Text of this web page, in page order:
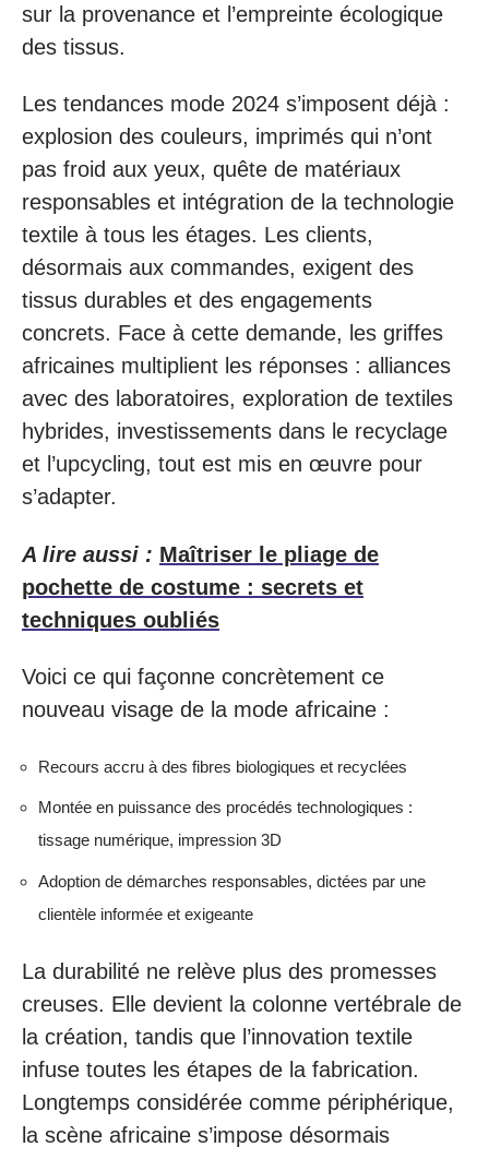
sur la provenance et l’empreinte écologique
des tissus.
Les tendances mode 2024 s’imposent déjà :
explosion des couleurs, imprimés qui n’ont
pas froid aux yeux, quête de matériaux
responsables et intégration de la technologie
textile à tous les étages. Les clients,
désormais aux commandes, exigent des
tissus durables et des engagements
concrets. Face à cette demande, les griffes
africaines multiplient les réponses : alliances
avec des laboratoires, exploration de textiles
hybrides, investissements dans le recyclage
et l’upcycling, tout est mis en œuvre pour
s’adapter.
A lire aussi : Maîtriser le pliage de
pochette de costume : secrets et
techniques oubliés
Voici ce qui façonne concrètement ce
nouveau visage de la mode africaine :
Recours accru à des fibres biologiques et recyclées
Montée en puissance des procédés technologiques :
tissage numérique, impression 3D
Adoption de démarches responsables, dictées par une
clientèle informée et exigeante
La durabilité ne relève plus des promesses
creuses. Elle devient la colonne vertébrale de
la création, tandis que l’innovation textile
infuse toutes les étapes de la fabrication.
Longtemps considérée comme périphérique,
la scène africaine s’impose désormais